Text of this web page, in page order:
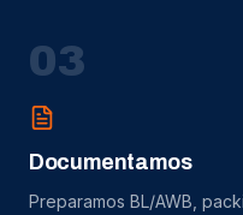
03
Documentamos
Preparamos BL/AWB,